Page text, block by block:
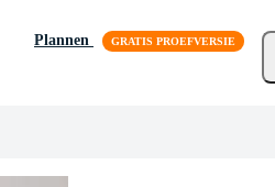
Plannen